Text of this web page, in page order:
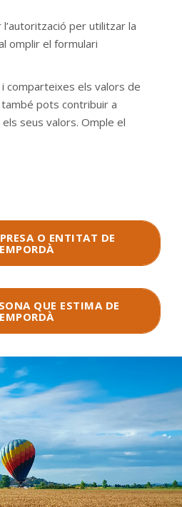
l’autorització per utilitzar la
omplir el formulari
comparteixes els valors de
pots contribuir a
seus valors. Omple el
O ENTITAT DE
QUE ESTIMA DE